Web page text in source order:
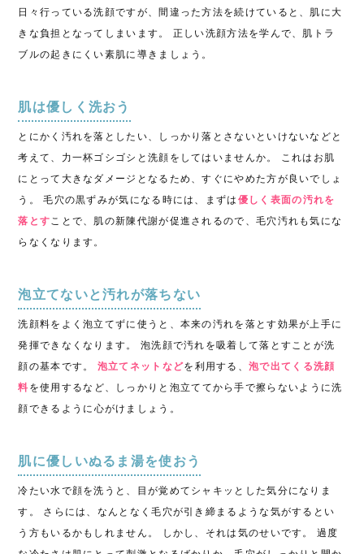
日々行っている洗顔ですが、間違った方法を続けていると、肌に大
きな負担となってしまいます。 正しい洗顔方法を学んで、肌トラ
ブルの起きにくい素肌に導きましょう。
肌は優しく洗おう
とにかく汚れを落としたい、しっかり落とさないといけないなどと
考えて、力一杯ゴシゴシと洗顔をしてはいませんか。 これはお肌
にとって大きなダメージとなるため、すぐにやめた方が良いでしょ
う。 毛穴の黒ずみが気になる時には、まずは 優しく表面の汚れを
落とすことで、肌の新陳代謝が促進されるので、毛穴汚れも気にな
らなくなります。
泡立てないと汚れが落ちない
洗顔料をよく泡立てずに使うと、本来の汚れを落とす効果が上手に
発揮できなくなります。 泡洗顔で汚れを吸着して落とすことが洗
顔の基本です。
泡立てネットなどを利用する、泡で出てくる洗顔
料 を使用するなど、しっかりと 泡立ててから手で擦らないように洗
顔できるように心がけましょう。
肌に優しいぬるま湯を使おう
冷たい水で顔を洗うと、目が覚めてシャキッとした気分になりま
す。 さらには、なんとなく毛穴が引き締まるような気がするとい
う方もいるかもしれません。 しかし、それは気のせいです。 過度